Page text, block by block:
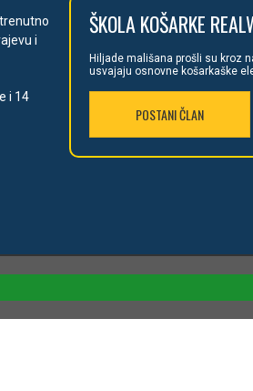
i
i 14
ŠKOLA KOŠARKE
Hiljade mališana prošli su kroz
usvajaju osnovne košarkaške
POSTANI ČLAN